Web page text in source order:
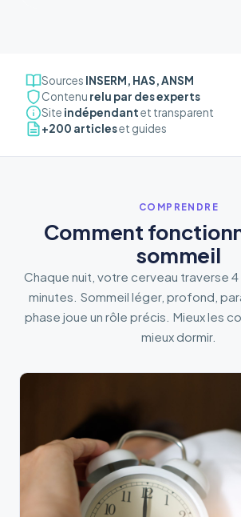
Sources INSERM, HAS, ANSM
Contenu relu par des experts
Site indépendantet transparent
+200 articleset guides
COMPRENDRE
Comment
sommeil
Chaque nuit, votre cerveau traverse
minutes. Sommeil léger, profond,
phase joue un rôle précis. Mieux les
mieux dormir.